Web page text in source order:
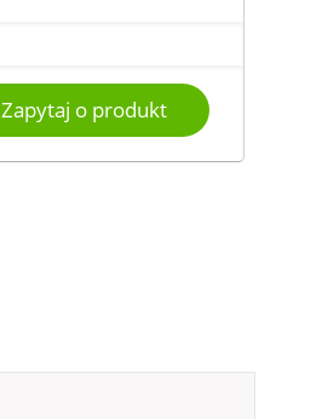
Zapytaj o produkt